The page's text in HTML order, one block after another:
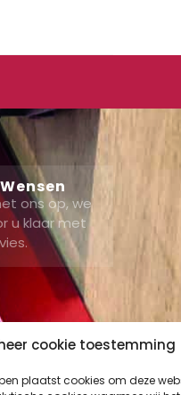
cookie toestemming
plaatst cookies om deze
ons op, we
u klaar met